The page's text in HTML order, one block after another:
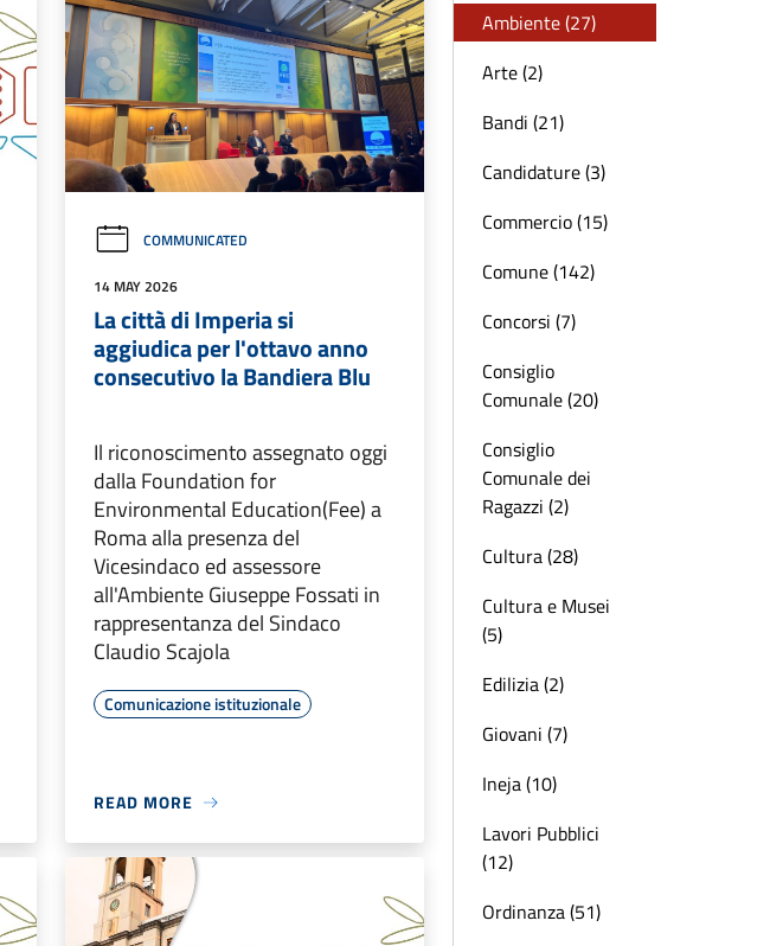
COMMUNICATED
14 MAY 2026
La città di Imperia si
aggiudica per l'ottavo anno
consecutivo la Bandiera Blu
Il riconoscimento assegnato oggi
dalla Foundation for
Environmental Education(Fee) a
Roma alla presenza del
Vicesindaco ed assessore
all'Ambiente Giuseppe Fossati in
rappresentanza del Sindaco
Claudio Scajola
Comunicazione istituzionale
READ MORE
Ambiente (27)
Arte (2)
Bandi (21)
Candidature (3)
Commercio (15)
Comune (142)
Concorsi (7)
Consiglio
Comunale (20)
Consiglio
Comunale dei
Ragazzi (2)
Cultura (28)
Cultura e Musei
(5)
Edilizia (2)
Giovani (7)
Ineja (10)
Lavori Pubblici
(12)
Ordinanza (51)